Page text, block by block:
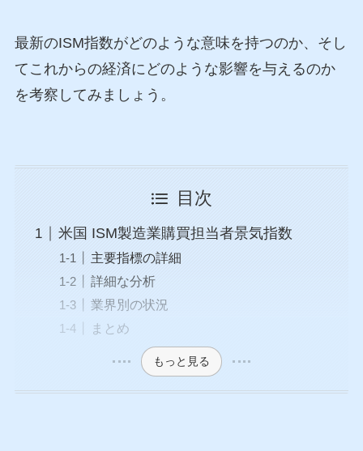
最新のISM指数がどのような意味を持つのか、そし
てこれからの経済にどのような影響を与えるのか
を考察してみましょう。
目次
米国 ISM製造業購買担当者景気指数
主要指標の詳細
詳細な分析
業界別の状況
まとめ
もっと見る